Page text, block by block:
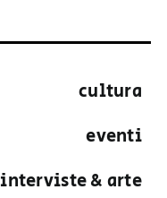
cultura
eventi
interviste & arte